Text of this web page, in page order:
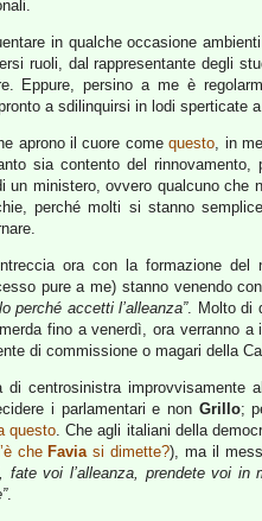
in qualche occasione
ruoli, dal rappresentante degli
Eppure, persino a me è
a sdilinquirsi in lodi
aprono il cuore comequesto, in
sia contento del
un ministero, ovvero qualcuno
perché molti si stanno
ora con la formazione
pure a me) stanno venendo
perché accetti l’alleanza”. Molto di
fino a venerdì, ora verranno
di commissione o magari della
centrosinistra improvvisamente
i parlamentari e non Grillo;
questo. Che agli italiani della
che Faviasi dimette?), ma il
voi l’alleanza, prendete voi
.